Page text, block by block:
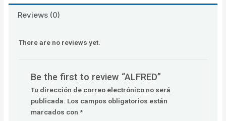
Reviews (0)
There are no reviews yet.
Be the first to review “ALFRED”
Tu dirección de correo electrónico no será
publicada. Los campos obligatorios están
marcados con*